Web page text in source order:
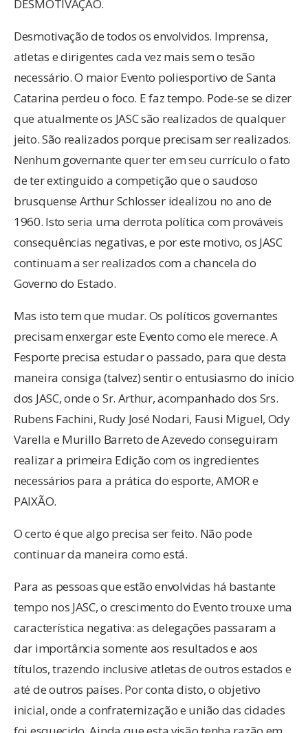
DESMOTIVAÇÃO.
Desmotivação de todos os envolvidos. Imprensa,
atletas e dirigentes cada vez mais sem o tesão
necessário. O maior Evento poliesportivo de Santa
Catarina perdeu o foco. E faz tempo. Pode-se se dizer
que atualmente os JASC são realizados de qualquer
jeito. São realizados porque precisam ser realizados.
Nenhum governante quer ter em seu currículo o fato
de ter extinguido a competição que o saudoso
brusquense Arthur Schlosser idealizou no ano de
1960. Isto seria uma derrota política com prováveis
consequências negativas, e por este motivo, os JASC
continuam a ser realizados com a chancela do
Governo do Estado.
Mas isto tem que mudar. Os políticos governantes
precisam enxergar este Evento como ele merece. A
Fesporte precisa estudar o passado, para que desta
maneira consiga (talvez) sentir o entusiasmo do início
dos JASC, onde o Sr. Arthur, acompanhado dos Srs.
Rubens Fachini, Rudy José Nodari, Fausi Miguel, Ody
Varella e Murillo Barreto de Azevedo conseguiram
realizar a primeira Edição com os ingredientes
necessários para a prática do esporte, AMOR e
PAIXÃO.
O certo é que algo precisa ser feito. Não pode
continuar da maneira como está.
Para as pessoas que estão envolvidas há bastante
tempo nos JASC, o crescimento do Evento trouxe uma
característica negativa: as delegações passaram a
dar importância somente aos resultados e aos
títulos, trazendo inclusive atletas de outros estados e
até de outros países. Por conta disto, o objetivo
inicial, onde a confraternização e união das cidades